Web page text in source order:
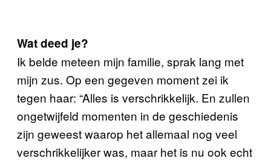
Wat deed je?
Ik belde meteen mijn familie, sprak lang met
mijn zus. Op een gegeven moment zei ik
tegen haar: “Alles is verschrikkelijk. En zullen
ongetwijfeld momenten in de geschiedenis
zijn geweest waarop het allemaal nog veel
verschrikkelijker was, maar het is nu ook echt